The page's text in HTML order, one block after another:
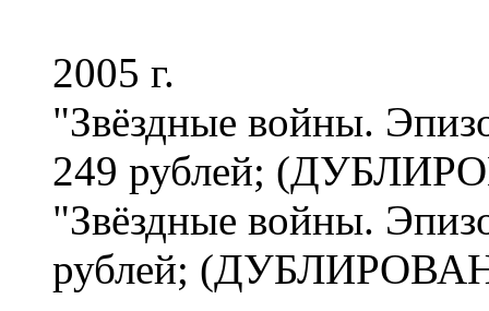
2005 г.
"Звёздные войны.
249 рублей;
"Звёздные войны.
рублей;